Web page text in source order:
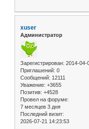
xuser
Администратор
Зарегистрирован: 2014-04-
Приглашений: 0
Сообщений: 12111
Уважение: +3655
Позитив: +4528
Провел на форуме:
7 месяцев 3 дня
Последний визит:
2026-07-21 14:23:53